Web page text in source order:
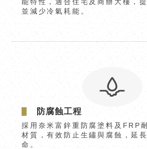
能特性，適合住宅及商辦大樓，
並減少冷氣耗能。
防腐蝕工程
採用奈米富鋅重防腐塗料及FRP
材質，有效防止生鏽與腐蝕，延
命。